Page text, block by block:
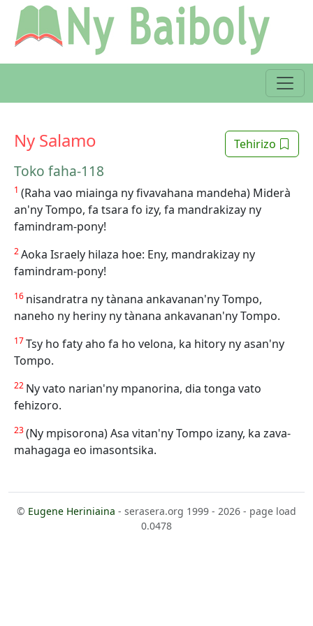
Tehirizo
Ny Salamo
Toko faha-118
1 (Raha vao miainga ny fivavahana mandeha) Miderà
an'ny Tompo, fa tsara fo izy, fa mandrakizay ny
famindram-pony!
2Aoka Israely hilaza hoe: Eny, mandrakizay ny
famindram-pony!
16 nisandratra ny tànana ankavanan'ny Tompo,
naneho ny heriny ny tànana ankavanan'ny Tompo.
17Tsy ho faty aho fa ho velona, ka hitory ny asan'ny
Tompo.
22 Ny vato narian'ny mpanorina, dia tonga vato
fehizoro.
23(Ny mpisorona) Asa vitan'ny Tompo izany, ka zava-
mahagaga eo imasontsika.
© Eugene Heriniaina - serasera.org 1999 - 2026 - page load
0.0478